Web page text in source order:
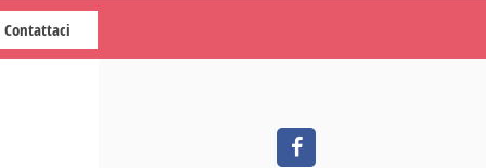
Contattaci